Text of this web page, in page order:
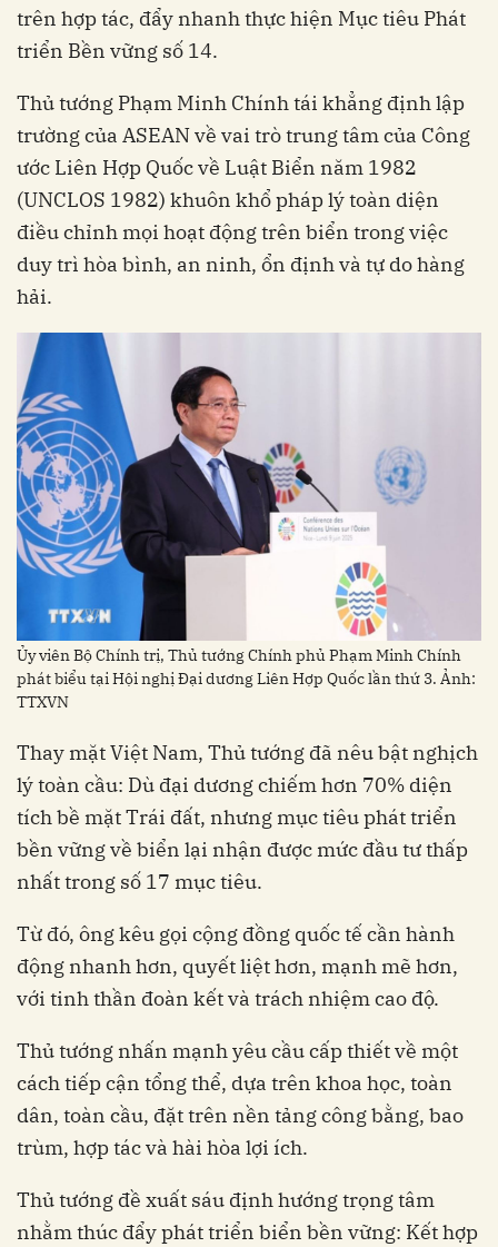
trên hợp tác, đẩy nhanh thực hiện Mục tiêu Phát
triển Bền vững số 14.
Thủ tướng Phạm Minh Chính tái khẳng định lập
trường của ASEAN về vai trò trung tâm của Công
ước Liên Hợp Quốc về Luật Biển năm 1982
(UNCLOS 1982) khuôn khổ pháp lý toàn diện
điều chỉnh mọi hoạt động trên biển trong việc
duy trì hòa bình, an ninh, ổn định và tự do hàng
hải.
Ủy viên Bộ Chính trị, Thủ tướng Chính phủ Phạm Minh Chính
phát biểu tại Hội nghị Đại dương Liên Hợp Quốc lần thứ 3. Ảnh:
TTXVN
Thay mặt Việt Nam, Thủ tướng đã nêu bật nghịch
lý toàn cầu: Dù đại dương chiếm hơn 70% diện
tích bề mặt Trái đất, nhưng mục tiêu phát triển
bền vững về biển lại nhận được mức đầu tư thấp
nhất trong số 17 mục tiêu.
Từ đó, ông kêu gọi cộng đồng quốc tế cần hành
động nhanh hơn, quyết liệt hơn, mạnh mẽ hơn,
với tinh thần đoàn kết và trách nhiệm cao độ.
Thủ tướng nhấn mạnh yêu cầu cấp thiết về một
cách tiếp cận tổng thể, dựa trên khoa học, toàn
dân, toàn cầu, đặt trên nền tảng công bằng, bao
trùm, hợp tác và hài hòa lợi ích.
Thủ tướng đề xuất sáu định hướng trọng tâm
nhằm thúc đẩy phát triển biển bền vững: Kết hợp